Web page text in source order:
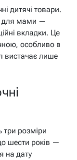
дитячі товари.
для мами —
вкладки. Це
особливо в
вистачає лише
три розміри
шести років —
на дату